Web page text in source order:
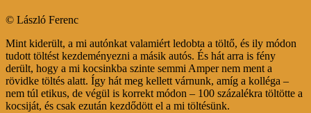
© László Ferenc
Mint kiderült, a mi autónkat valamiért ledobta a töltő, és ily módon
tudott töltést kezdeményezni a másik autós. És hát arra is fény
derült, hogy a mi kocsinkba szinte semmi Amper nem ment a
rövidke töltés alatt. Így hát meg kellett várnunk, amíg a kolléga –
nem túl etikus, de végül is korrekt módon – 100 százalékra töltötte a
kocsiját, és csak ezután kezdődött el a mi töltésünk.